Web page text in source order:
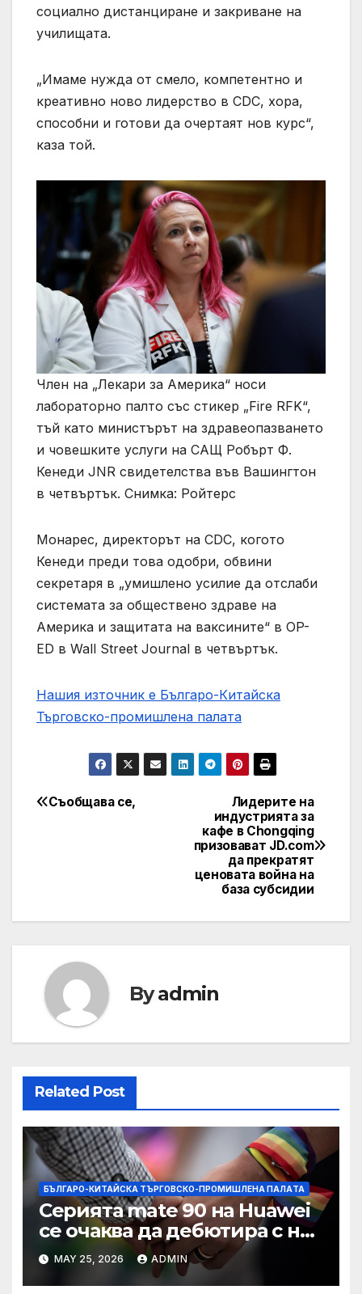
социално дистанциране и закриване на
училищата.
„Имаме нужда от смело, компетентно и
креативно ново лидерство в CDC, хора,
способни и готови да очертаят нов курс“,
каза той.
Член на „Лекари за Америка“ носи
лабораторно палто със стикер „Fire RFK“,
тъй като министърът на здравеопазването
и човешките услуги на САЩ Робърт Ф.
Кенеди JNR свидетелства във Вашингтон
в четвъртък. Снимка: Ройтерс
Монарес, директорът на CDC, когото
Кенеди преди това одобри, обвини
секретаря в „умишлено усилие да отслаби
системата за обществено здраве на
Америка и защитата на ваксините“ в OP-
ED в Wall Street Journal в четвъртък.
Нашия източник е Българо-Китайска
Търговско-промишлена палaта
Post
Лидерите на
индустрията за
кафе в Chongqing
призовават JD.com
да прекратят
ценовата война на
база субсидии
Съобщава се,
Byadmin
Related Post
БЪЛГАРО-КИТАЙСКА ТЪРГОВСКО-ПРОМИШЛЕНА ПАЛAТА
Серията mate 90 на Huawei
се очаква да дебютира с нов
чип Kirin тази есен ·
TechNode
MAY 25, 2026 ADMIN